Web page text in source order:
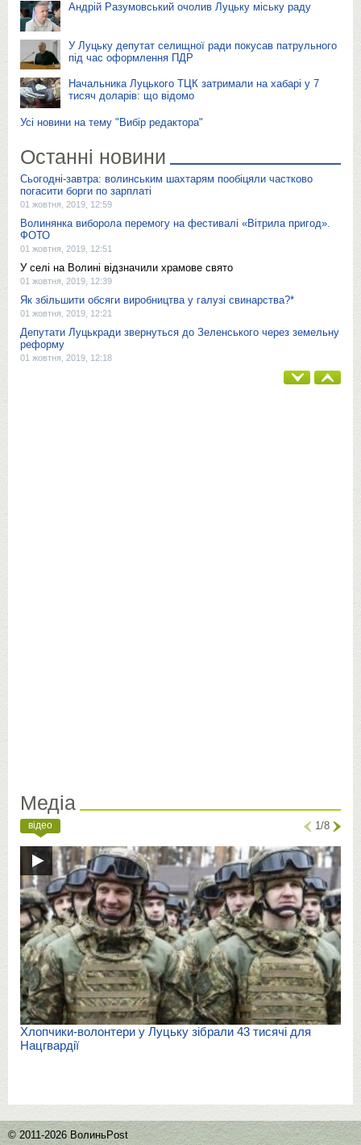
Андрій Разумовський очолив Луцьку міську раду
У Луцьку депутат селищної ради покусав патрульного
під час оформлення ПДР
Начальника Луцького ТЦК затримали на хабарі у 7
тисяч доларів: що відомо
Усі новини на тему "Вибір редактора"
Останні новини
Сьогодні-завтра: волинським шахтарям пообіцяли частково
погасити борги по зарплаті
01 жовтня, 2019, 12:59
Волинянка виборола перемогу на фестивалі «Вітрила пригод».
ФОТО
01 жовтня, 2019, 12:51
У селі на Волині відзначили храмове свято
01 жовтня, 2019, 12:39
Як збільшити обсяги виробництва у галузі свинарства?*
01 жовтня, 2019, 12:21
Депутати Луцькради звернуться до Зеленського через земельну
реформу
01 жовтня, 2019, 12:18
Медіа
відео 1/8
Хлопчики-волонтери у Луцьку зібрали 43 тисячі для
Нацгвардії
© 2011-2026 ВолиньPost